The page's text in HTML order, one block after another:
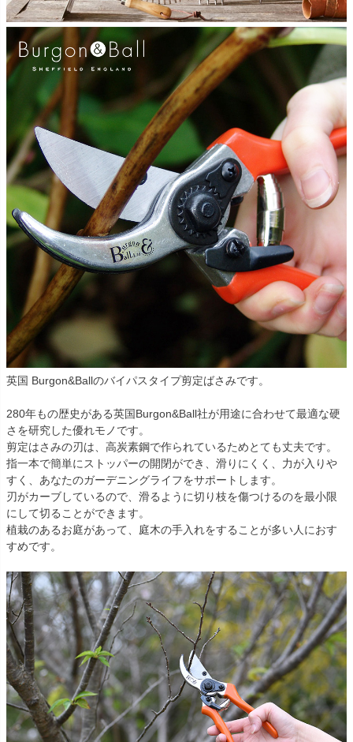
英国 Burgon&Ballのバイパスタイプ剪定ばさみです。
280年もの歴史がある英国Burgon&Ball社が用途に合わせて最適な硬
さを研究した優れモノです。
剪定はさみの刃は、高炭素鋼で作られているためとても丈夫です。
指一本で簡単にストッパーの開閉ができ、滑りにくく、力が入りや
すく、あなたのガーデニングライフをサポートします。
刃がカーブしているので、滑るように切り枝を傷つけるのを最小限
にして切ることができます。
植栽のあるお庭があって、庭木の手入れをすることが多い人におす
すめです。